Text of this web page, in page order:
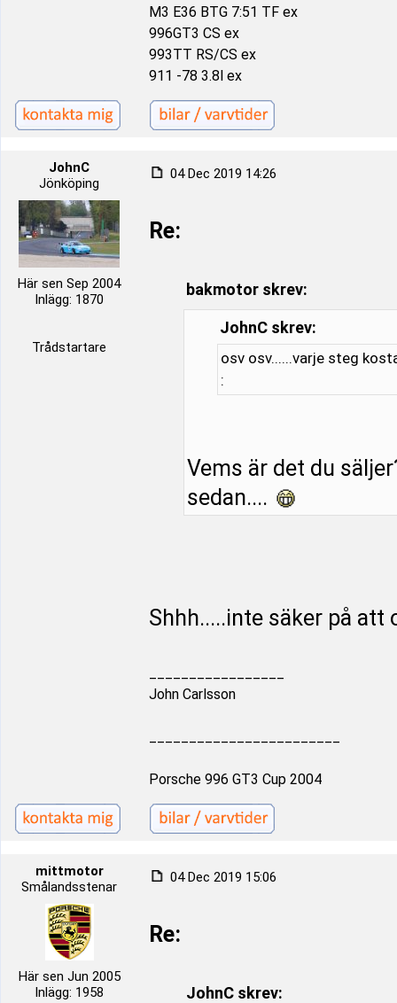
M3 E36 BTG 7:51 TF ex
996GT3 CS ex
993TT RS/CS ex
911 -78 3.8l ex
JohnC
Jönköping
Här sen Sep 2004
Inlägg: 1870
Trådstartare
04 Dec 2019 14:26
Re:
bakmotor skrev:
JohnC skrev:
osv osv......varje steg
:
Vems är det du
sedan....
Shhh.....inte säker på
John Carlsson
Porsche 996 GT3 Cup 2004
mittmotor
Smålandsstenar
Här sen Jun 2005
Inlägg: 1958
04 Dec 2019 15:06
Re:
JohnC skrev: